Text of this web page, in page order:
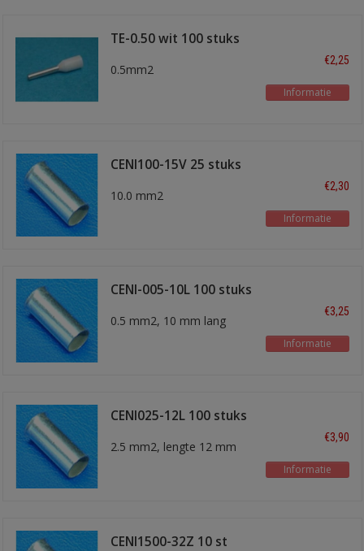
TE-0.50 wit 100 stuks
0.5mm2
€2,25
Informatie
CENI100-15V 25 stuks
10.0 mm2
€2,30
Informatie
CENI-005-10L 100 stuks
0.5 mm2, 10 mm lang
€3,25
Informatie
CENI025-12L 100 stuks
2.5 mm2, lengte 12 mm
€3,90
Informatie
CENI1500-32Z 10 st